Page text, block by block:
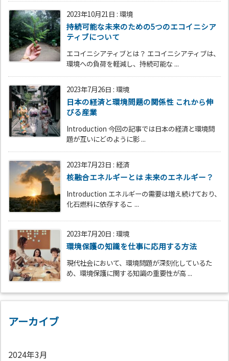
2023年10月21日 : 環境
持続可能な未来のための5つのエコイニシア
ティブについて
エコイニシアティブとは？ エコイニシアティブは、
環境への負荷を軽減し、持続可能な ...
2023年7月26日 : 環境
日本の経済と環境問題の関係性 これから伸
びる産業
Introduction 今回の記事では日本の経済と環境問
題が互いにどのように影 ...
2023年7月23日 : 経済
核融合エネルギーとは 未来のエネルギー？
Introduction エネルギーの需要は増え続けており、
化石燃料に依存するこ ...
2023年7月20日 : 環境
環境保護の知識を仕事に応用する方法
現代社会において、環境問題が深刻化しているた
め、環境保護に関する知識の重要性が高 ...
アーカイブ
2024年3月